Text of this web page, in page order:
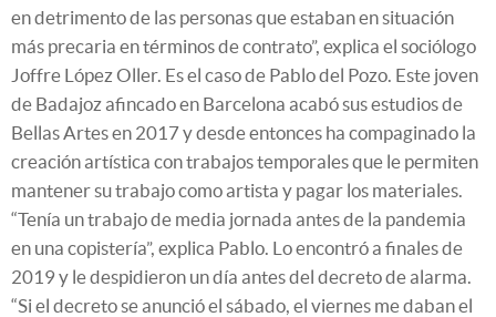
en detrimento de las personas que estaban en situación
más precaria en términos de contrato”, explica el sociólogo
Joffre López Oller. Es el caso de Pablo del Pozo. Este joven
de Badajoz afincado en Barcelona acabó sus estudios de
Bellas Artes en 2017 y desde entonces ha compaginado la
creación artística con trabajos temporales que le permiten
mantener su trabajo como artista y pagar los materiales.
“Tenía un trabajo de media jornada antes de la pandemia
en una copistería”, explica Pablo. Lo encontró a finales de
2019 y le despidieron un día antes del decreto de alarma.
“Si el decreto se anunció el sábado, el viernes me daban el